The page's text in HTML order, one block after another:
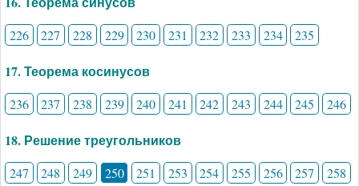
226 227 228 229 230 231 232 233 234 235
17. Теорема косинусов
236 237 238 239 240 241 242 243 244 245 246
18. Решение треугольников
247 248 249 250 251 253 254 255 256 257
258